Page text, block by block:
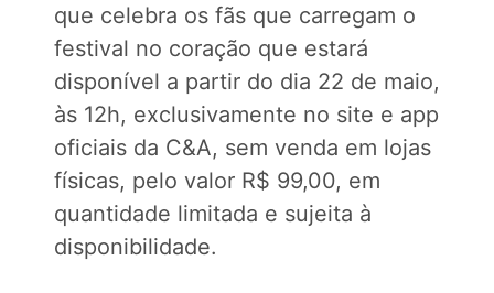
que celebra os fãs que carregam o
festival no coração que estará
disponível a partir do dia 22 de maio,
às 12h, exclusivamente no site e app
oficiais da C&A, sem venda em lojas
físicas, pelo valor R$ 99,00, em
quantidade limitada e sujeita à
disponibilidade.